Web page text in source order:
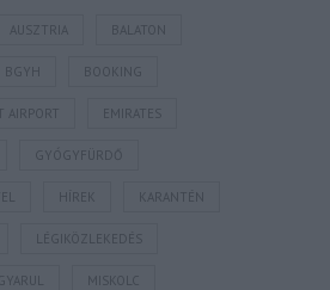
AUSZTRIA BALATON
BGYH BOOKING
AIRPORT EMIRATES
GYÓGYFÜRDŐ
HÍREK KARANTÉN
LÉGIKÖZLEKEDÉS
MISKOLC